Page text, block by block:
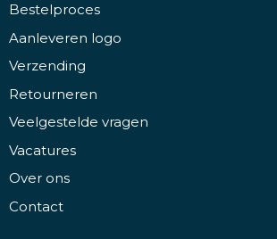
Bestelproces
Aanleveren logo
Verzending
Retourneren
Veelgestelde vragen
Vacatures
Over ons
Contact